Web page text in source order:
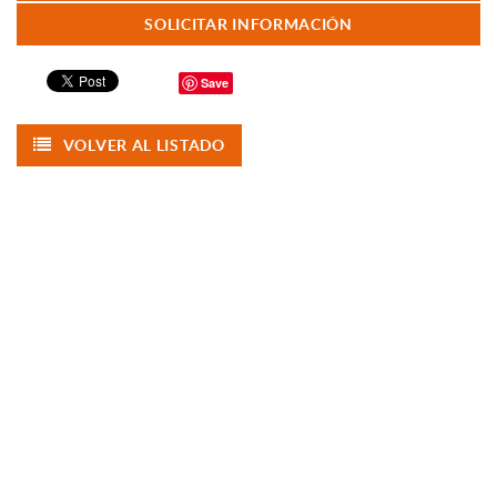
SOLICITAR INFORMACIÓN
Save
VOLVER AL LISTADO